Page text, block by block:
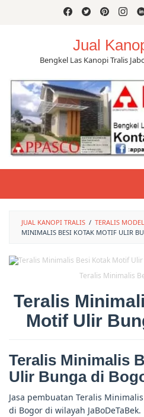
Jual
Bengkel Las Kanopi Tralis
JUAL KANOPI TRALIS / TERALIS
MINIMALIS BESI KOTAK MOTIF ULIR
Teralis Minimalis
Teralis
Motif Ulir
Teralis Minimalis
Ulir Bunga di
Jasa pembuatan Teralis
di Bogor di wilayah JaBoDeTaBek.